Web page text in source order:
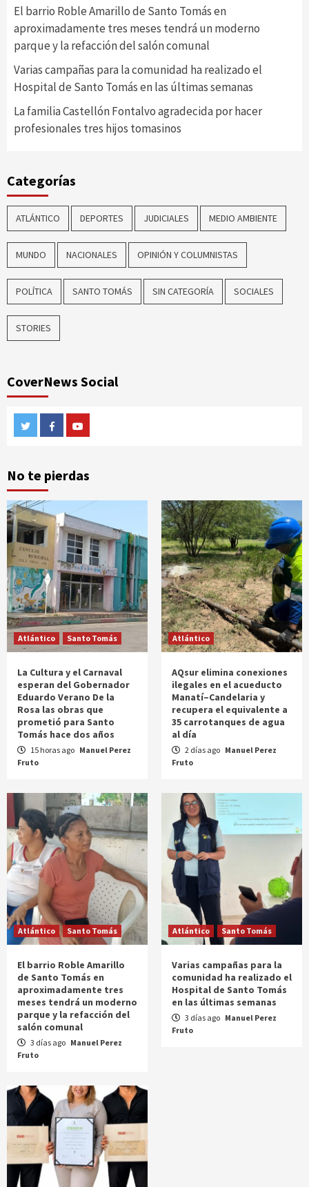
El barrio Roble Amarillo de Santo Tomás en
aproximadamente tres meses tendrá un moderno
parque y la refacción del salón comunal
Varias campañas para la comunidad ha realizado el
Hospital de Santo Tomás en las últimas semanas
La familia Castellón Fontalvo agradecida por hacer
profesionales tres hijos tomasinos
Categorías
ATLÁNTICO DEPORTES JUDICIALES MEDIO AMBIENTE
MUNDO NACIONALES OPINIÓN Y COLUMNISTAS
POLÍTICA SANTO TOMÁS SIN CATEGORÍA SOCIALES
STORIES
CoverNews Social
TwitterFacebook
No te pierdas
Atlántico Santo Tomás
La Cultura y el Carnaval
esperan del Gobernador
Eduardo Verano De la
Rosa las obras que
prometió para Santo
Tomás hace dos años
15 horas ago Manuel Perez
Fruto
Atlántico
AQsur elimina conexiones
ilegales en el acueducto
Manatí–Candelaria y
recupera el equivalente a
35 carrotanques de agua
al día
2 días ago Manuel Perez
Fruto
Atlántico Santo Tomás
El barrio Roble Amarillo
de Santo Tomás en
aproximadamente tres
meses tendrá un moderno
parque y la refacción del
salón comunal
3 días ago Manuel Perez
Fruto
Atlántico Santo Tomás
Varias campañas para la
comunidad ha realizado el
Hospital de Santo Tomás
en las últimas semanas
3 días ago Manuel Perez
Fruto